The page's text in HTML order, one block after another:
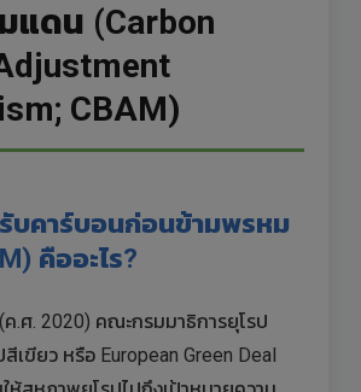
แดน (Carbon
CBAM)
บคาร์บอนก่อนข้ามพรหม
คืออะไร?
.ศ. 2020) คณะกรมมาธิการยุโรป
ขียว หรือ European Green Deal